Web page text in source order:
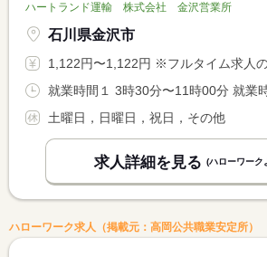
ハートランド運輸 株式会社 金沢営業所
石川県金沢市
1,122円〜1,122円 ※フルタイム求人の場合は月額（換算額）、パート求人
土曜日，日曜日，祝日，その他
求人詳細を見る (ハローワーク
ハローワーク求人（掲載元：高岡公共職業安定所）